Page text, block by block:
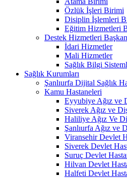
Özlük İşleri Birimi
Disiplin İşlemleri
Eğitim Hizmetleri
Destek Hizmetleri
İdari Hizmetler
Mali Hizmetler
Sağlık Bilgi
Sağlık Kurumları
Şanlıurfa Dijital Sağlık
Kamu Hastaneleri
Eyyubiye Ağız ve
Siverek Ağız ve
Haliliye Ağız Ve
Şanlıurfa Ağız ve
Viransehir Devlet
Siverek Devlet
Suruç Devlet
Hilvan Devlet
Halfeti Devlet